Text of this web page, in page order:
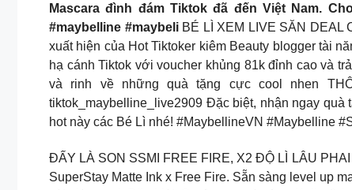
Mascara đình đám Tiktok đã đến Việt Nam.
#maybelline #maybeliBÉ LÌ XEM LIVE SĂN DEAL
xuất hiện của Hot Tiktoker kiêm Beauty blogger tài
hạ cánh Tiktok với voucher khủng 81k đỉnh cao và
và rinh về những quà tặng cực cool nhen
tiktok_maybelline_live2909 Đặc biệt, nhận ngay
hot này các Bé Lì nhé! #MaybellineVN #Maybelline
ĐẤY LÀ SON SSMI FREE FIRE, X2 ĐỘ LÌ LÂU
SuperStay Matte Ink x Free Fire. Sẵn sàng level up